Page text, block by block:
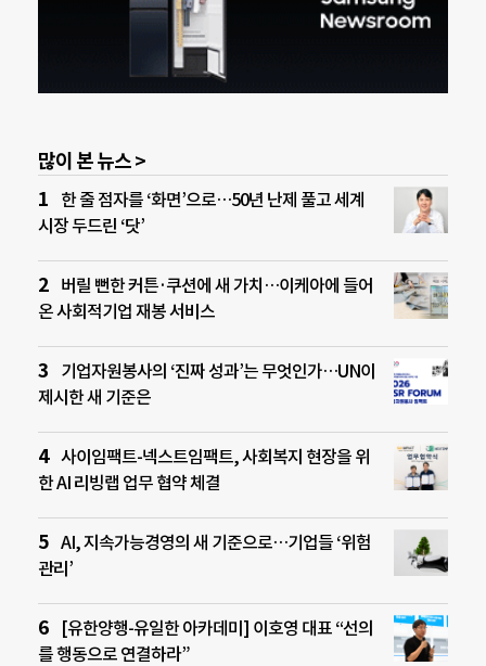
많이 본 뉴스 >
한 줄 점자를 ‘화면’으로…50년 난제 풀고 세계
시장 두드린 ‘닷’
버릴 뻔한 커튼·쿠션에 새 가치…이케아에 들어
온 사회적기업 재봉 서비스
기업자원봉사의 ‘진짜 성과’는 무엇인가…UN이
제시한 새 기준은
사이임팩트-넥스트임팩트, 사회복지 현장을 위
한 AI 리빙랩 업무 협약 체결
AI, 지속가능경영의 새 기준으로…기업들 ‘위험
관리’
[유한양행-유일한 아카데미] 이호영 대표 “선의
를 행동으로 연결하라”